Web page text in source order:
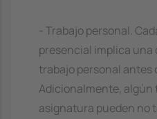
- Trabajo personal.
presencial implica
trabajo personal antes
Adicionalmente, algún
asignatura pueden no